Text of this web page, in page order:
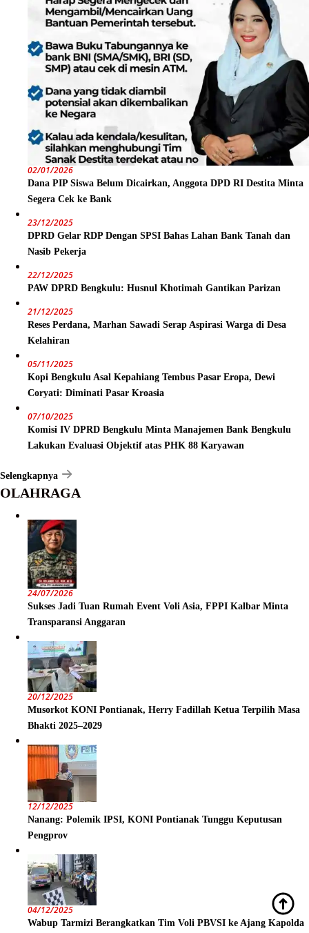
02/01/2026
Dana PIP Siswa Belum Dicairkan, Anggota DPD RI Destita Minta
Segera Cek ke Bank
23/12/2025
DPRD Gelar RDP Dengan SPSI Bahas Lahan Bank Tanah dan
Nasib Pekerja
22/12/2025
PAW DPRD Bengkulu: Husnul Khotimah Gantikan Parizan
21/12/2025
Reses Perdana, Marhan Sawadi Serap Aspirasi Warga di Desa
Kelahiran
05/11/2025
Kopi Bengkulu Asal Kepahiang Tembus Pasar Eropa, Dewi
Coryati: Diminati Pasar Kroasia
07/10/2025
Komisi IV DPRD Bengkulu Minta Manajemen Bank Bengkulu
Lakukan Evaluasi Objektif atas PHK 88 Karyawan
Selengkapnya
OLAHRAGA
24/07/2026
Sukses Jadi Tuan Rumah Event Voli Asia, FPPI Kalbar Minta
Transparansi Anggaran
20/12/2025
Musorkot KONI Pontianak, Herry Fadillah Ketua Terpilih Masa
Bhakti 2025–2029
12/12/2025
Nanang: Polemik IPSI, KONI Pontianak Tunggu Keputusan
Pengprov
04/12/2025
Wabup Tarmizi Berangkatkan Tim Voli PBVSI ke Ajang Kapolda